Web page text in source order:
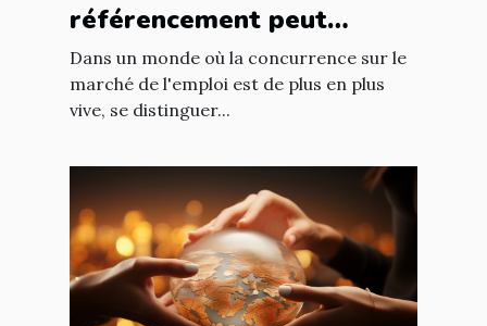
référencement peut
booster votre recherche
d'emploi
Dans un monde où la concurrence sur le
marché de l'emploi est de plus en plus
vive, se distinguer...